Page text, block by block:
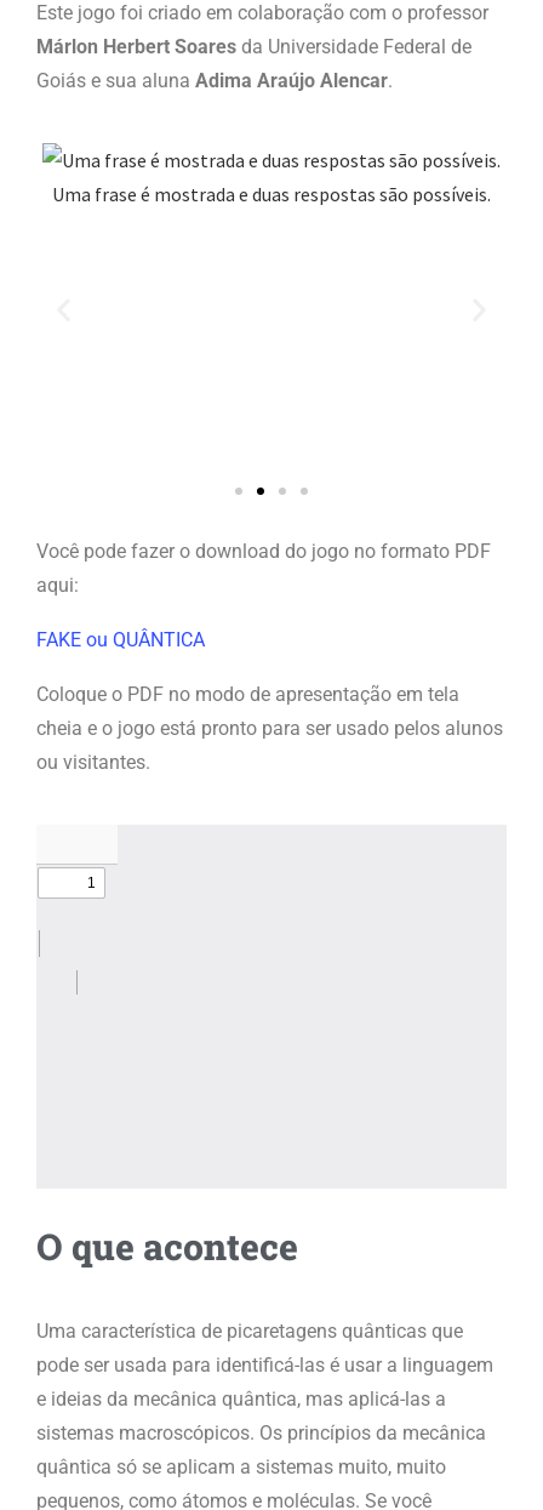
Este jogo foi criado em colaboração com o professor
Márlon Herbert Soares da Universidade Federal de
Goiás e sua aluna Adima Araújo Alencar.
Uma frase é mostrada e duas respostas são possíveis.
Você pode fazer o download do jogo no formato PDF
aqui:
FAKE ou QUÂNTICA
Coloque o PDF no modo de apresentação em tela
cheia e o jogo está pronto para ser usado pelos alunos
ou visitantes.
O que acontece
Uma característica de picaretagens quânticas que
pode ser usada para identificá-las é usar a linguagem
e ideias da mecânica quântica, mas aplicá-las a
sistemas macroscópicos. Os princípios da mecânica
quântica só se aplicam a sistemas muito, muito
pequenos, como átomos e moléculas. Se você